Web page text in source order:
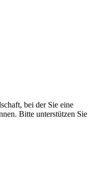
bei der Sie eine
Bitte unterstützen Sie